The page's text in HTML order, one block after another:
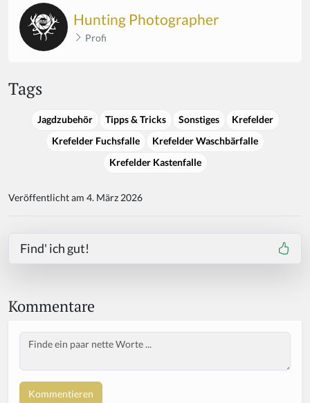
Hunting Photographer
Profi
Tags
Jagdzubehör Tipps & Tricks Sonstiges
Krefelder
Krefelder Fuchsfalle
Krefelder Waschbärfalle
Krefelder Kastenfalle
Veröffentlicht am 4. März 2026
Find' ich gut!
Kommentare
o
u
Body